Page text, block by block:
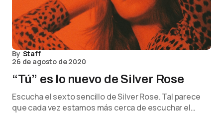
By Staff
26 de agosto de 2020
“Tú” es lo nuevo de Silver Rose
Escucha el sexto sencillo de Silver Rose. Tal parece
que cada vez estamos más cerca de escuchar el…